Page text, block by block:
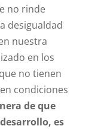
no rinde
desigualdad
nuestra
en los
no tienen
condiciones
de que
es